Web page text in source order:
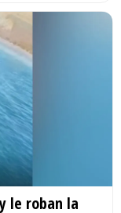
le roban la